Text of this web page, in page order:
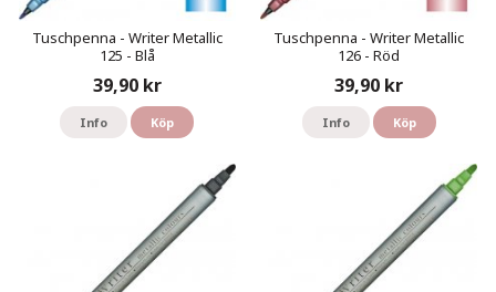
Tuschpenna - Writer Metallic
125 - Blå
39,90 kr
Info Köp
Tuschpenna - Writer Metallic
126 - Röd
39,90 kr
Info Köp